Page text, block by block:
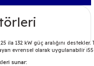
132 kW güç aralığını destekler.
evrensel olarak uygulanabilir
sunar: